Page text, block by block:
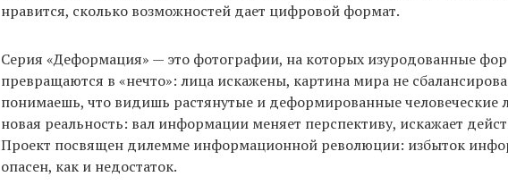
нравится, сколько возможностей дает цифровой формат.
Серия «Деформация» — это фотографии, на которых изуродованные
превращаются в «нечто»: лица искажены, картина мира не
понимаешь, что видишь растянутые и деформированные человеческие
новая реальность: вал информации меняет перспективу, искажает
Проект посвящен дилемме информационной революции: избыток
опасен, как и недостаток.